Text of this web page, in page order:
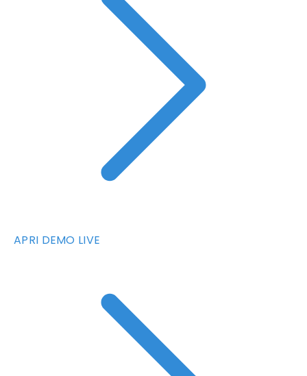
APRI DEMO LIVE